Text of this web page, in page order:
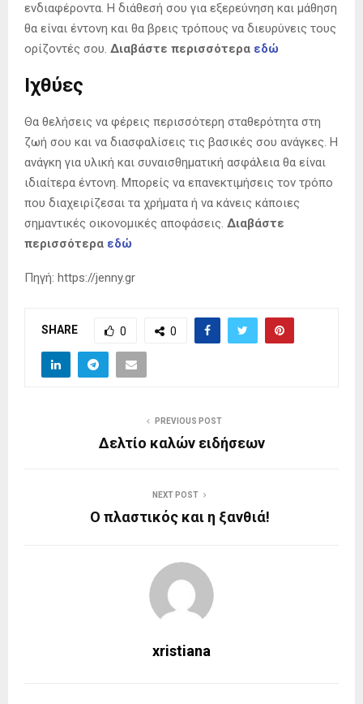
ενδιαφέροντα. Η διάθεσή σου για εξερεύνηση και μάθηση
θα είναι έντονη και θα βρεις τρόπους να διευρύνεις τους
ορίζοντές σου. Διαβάστε περισσότερα εδώ
Ιχθύες
Θα θελήσεις να φέρεις περισσότερη σταθερότητα στη
ζωή σου και να διασφαλίσεις τις βασικές σου ανάγκες. Η
ανάγκη για υλική και συναισθηματική ασφάλεια θα είναι
ιδιαίτερα έντονη. Μπορείς να επανεκτιμήσεις τον τρόπο
που διαχειρίζεσαι τα χρήματα ή να κάνεις κάποιες
σημαντικές οικονομικές αποφάσεις. Διαβάστε
περισσότερα εδώ
Πηγή: https://jenny.gr
SHARE 0 0
PREVIOUS POST
Δελτίο καλών ειδήσεων
NEXT POST
Ο πλαστικός και η ξανθιά!
xristiana